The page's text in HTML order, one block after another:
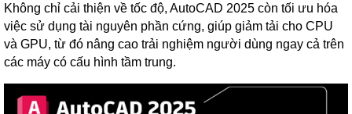
Không chỉ cải thiện về tốc độ, AutoCAD 2025 còn tối ưu hóa
việc sử dụng tài nguyên phần cứng, giúp giảm tải cho CPU
và GPU, từ đó nâng cao trải nghiệm người dùng ngay cả trên
các máy có cấu hình tầm trung.